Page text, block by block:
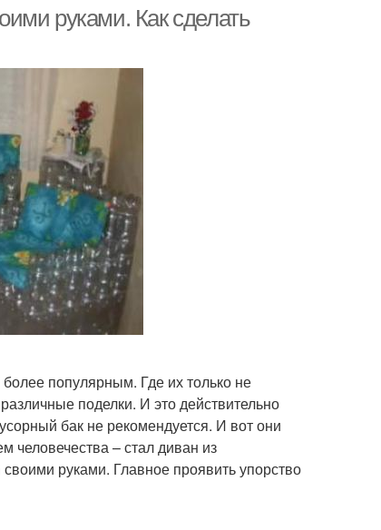
труб
бутылок
руками. Как сделать
популярным. Где их только не
поделки. И это действительно
бак не рекомендуется. И вот они
– стал диван из
руками. Главное проявить упорство